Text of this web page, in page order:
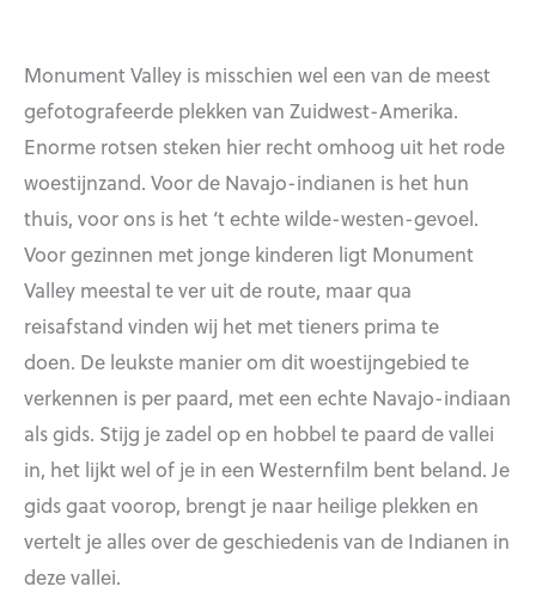
Monument Valley is misschien wel een van de meest
gefotografeerde plekken van Zuidwest-Amerika.
Enorme rotsen steken hier recht omhoog uit het rode
woestijnzand. Voor de Navajo-indianen is het hun
thuis, voor ons is het ‘t echte wilde-westen-gevoel.
Voor gezinnen met jonge kinderen ligt Monument
Valley meestal te ver uit de route, maar qua
reisafstand vinden wij het met tieners prima te
doen. De leukste manier om dit woestijngebied te
verkennen is per paard, met een echte Navajo-indiaan
als gids. Stijg je zadel op en hobbel te paard de vallei
in, het lijkt wel of je in een Westernfilm bent beland. Je
gids gaat voorop, brengt je naar heilige plekken en
vertelt je alles over de geschiedenis van de Indianen in
deze vallei.